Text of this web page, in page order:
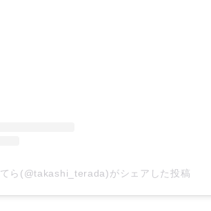
てら(@takashi_terada)がシェアした投稿